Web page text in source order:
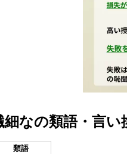
細なの類語・言い
類語